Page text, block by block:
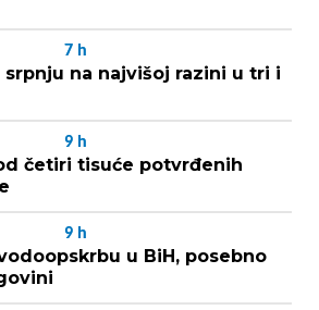
7 h
srpnju na najvišoj razini u tri i
9 h
četiri tisuće potvrđenih
9 h
u BiH, posebno